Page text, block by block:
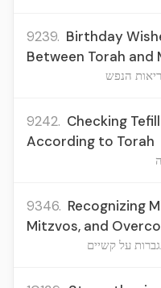
9239. Birthday
Between Torah and
הנפש
9242. Checking
According to Torah
9346. Recognizing
Mitzvos, and
על קשיים